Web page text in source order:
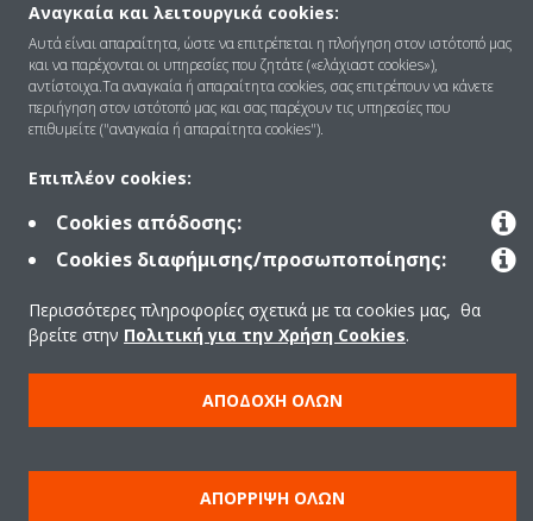
Επικοινωνία
Products
Πολιτική Προστασίας Δεδομένων
Εταιρική δεοντολογία
Data Act
Αναγκαία και λειτουργικά cookies:
Αυτά είναι απαραίτητα, ώστε να επιτρέπεται η πλοήγηση στον ιστότοπό μας
και να παρέχονται οι υπηρεσίες που ζητάτε («ελάχιαστ cookies»),
αντίστοιχα.Τα αναγκαία ή απαραίτητα cookies, σας επιτρέπουν να κάνετε
περιήγηση στον ιστότοπό μας και σας παρέχουν τις υπηρεσίες που
επιθυμείτε ("αναγκαία ή απαραίτητα cookies").
Επιπλέον cookies:
Cookies απόδοσης:
Cookies διαφήμισης/προσωποποίησης:
Περισσότερες πληροφορίες σχετικά με τα cookies μας, θα
βρείτε στην Πολιτική για την Χρήση Cookies.
ΑΠΟΔΟΧΉ ΌΛΩΝ
ΑΠΌΡΡΙΨΗ ΌΛΩΝ